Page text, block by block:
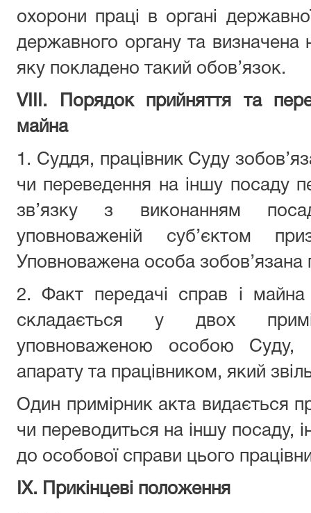
охорони праці в органі
державного органу та визначена
яку покладено такий обов’язок.
VIІI. Порядок прийняття та
майна
1. Суддя, працівник Суду
чи переведення на іншу посаду
зв’язку з виконанням
уповноваженій суб’єктом
Уповноважена особа зобов’язана
2. Факт передачі справ і майна
складається у двох
уповноваженою особою Суду,
апарату та працівником, який
Один примірник акта видається
чи переводиться на іншу посаду,
до особової справи цього
ІХ. Прикінцеві положення